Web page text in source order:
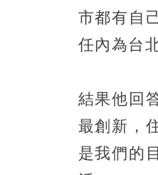
市都有自
任內為台
結果他回
最創新，
是我們的